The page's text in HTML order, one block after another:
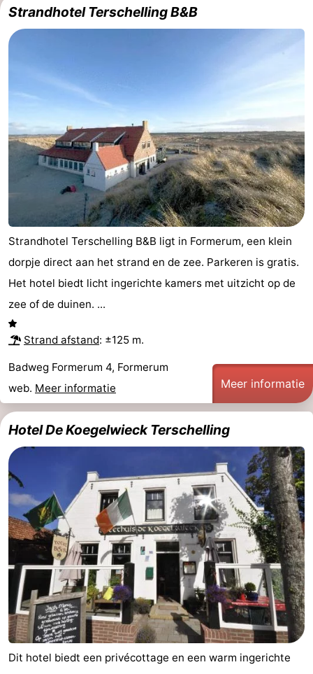
Strandhotel Terschelling B&B
Strandhotel Terschelling B&B ligt in Formerum, een klein
dorpje direct aan het strand en de zee. Parkeren is gratis.
Het hotel biedt licht ingerichte kamers met uitzicht op de
zee of de duinen. ...
Strand afstand: ±125 m.
Badweg Formerum 4, Formerum
web. Meer informatie Meer informatie
Hotel De Koegelwieck Terschelling
Dit hotel biedt een privécottage en een warm ingerichte